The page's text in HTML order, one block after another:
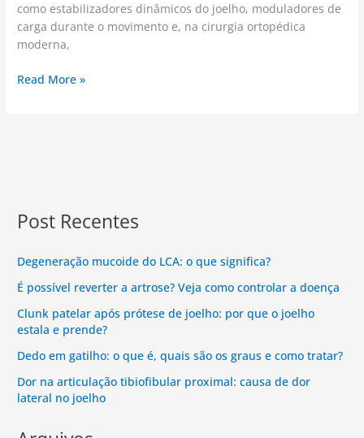
como estabilizadores dinâmicos do joelho, moduladores de
carga durante o movimento e, na cirurgia ortopédica
moderna,
Read More »
Post Recentes
Degeneração mucoide do LCA: o que significa?
É possível reverter a artrose? Veja como controlar a doença
Clunk patelar após prótese de joelho: por que o joelho
estala e prende?
Dedo em gatilho: o que é, quais são os graus e como tratar?
Dor na articulação tibiofibular proximal: causa de dor
lateral no joelho